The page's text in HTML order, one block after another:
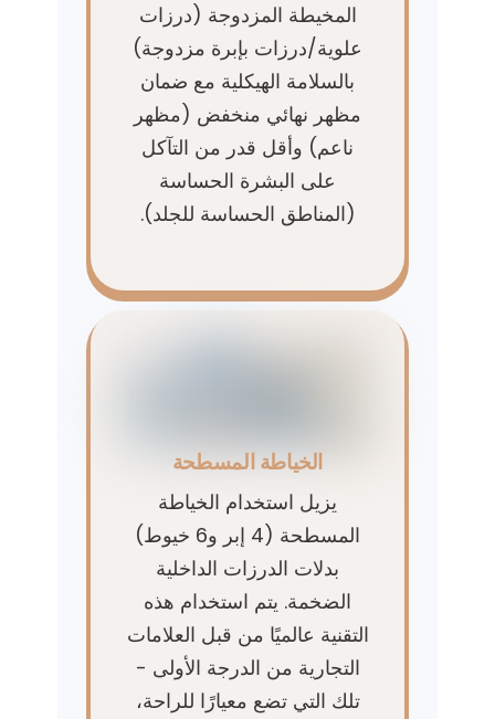
المخيطة المزدوجة (درزات
علوية/درزات بإبرة مزدوجة)
بالسلامة الهيكلية مع ضمان
مظهر نهائي منخفض (مظهر
ناعم) وأقل قدر من التآكل
على البشرة الحساسة
(المناطق الحساسة للجلد).
الخياطة المسطحة
يزيل استخدام الخياطة
المسطحة (4 إبر و6 خيوط)
بدلات الدرزات الداخلية
الضخمة. يتم استخدام هذه
التقنية عالميًا من قبل العلامات
التجارية من الدرجة الأولى -
تلك التي تضع معيارًا للراحة،